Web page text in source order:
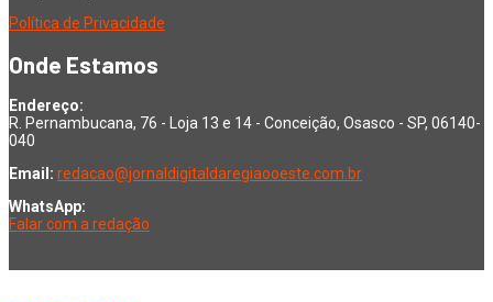
Política de Privacidade
Onde Estamos
Endereço:
R. Pernambucana, 76 - Loja 13 e 14 - Conceição, Osasco - SP, 06140-
040
Email: redacao@jornaldigitaldaregiaooeste.com.br
WhatsApp:
Falar com a redação